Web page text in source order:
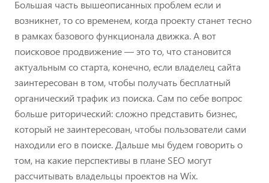
Большая часть вышеописанных проблем если и
возникнет, то со временем, когда проекту станет тесно
в рамках базового функционала движка. А вот
поисковое продвижение — это то, что становится
актуальным со старта, конечно, если владелец сайта
заинтересован в том, чтобы получать бесплатный
органический трафик из поиска. Сам по себе вопрос
больше риторический: сложно представить бизнес,
который не заинтересован, чтобы пользователи сами
находили его в поиске. Дальше мы будем говорить о
том, на какие перспективы в плане SEO могут
рассчитывать владельцы проектов на Wix.